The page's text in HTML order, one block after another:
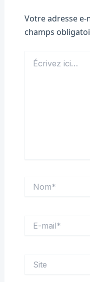
Votre adresse e-
champs
ici…
mail*